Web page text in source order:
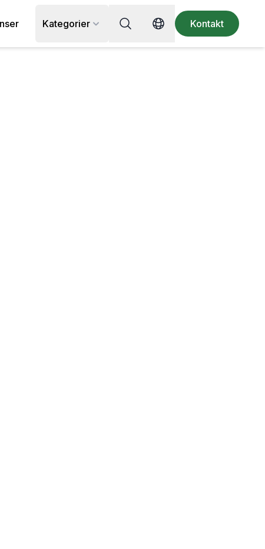
Kategorier Sök efter recept, ingrediens
Switch language
Kontakt
består av len vit chokladmousse med syrlig